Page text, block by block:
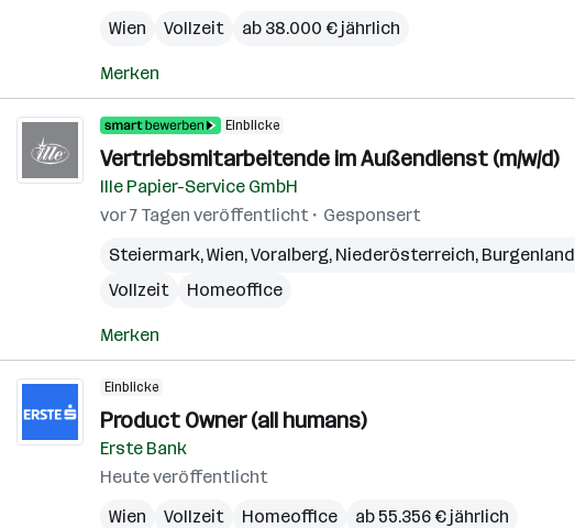
Wien
Vollzeit ab 38.000 € jährlich
Merken
Einblicke
Vertriebsmitarbeitende im Außendienst (m/w/d)
Ille Papier-Service GmbH
vor 7 Tagen veröffentlicht
Gesponsert
Steiermark,Wien,Voralberg, Niederösterreich, Burgenland
Vollzeit
Homeoffice
Merken
Einblicke
Product Owner (all humans)
Erste Bank
Heute veröffentlicht
Wien
Vollzeit Homeoffice ab 55.356 € jährlich